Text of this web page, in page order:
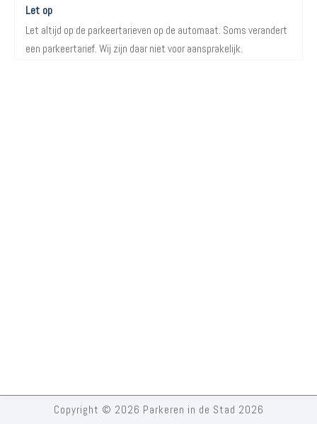
Let op
Let altijd op de parkeertarieven op de automaat. Soms verandert
een parkeertarief. Wij zijn daar niet voor aansprakelijk.
Copyright © 2026 Parkeren in de Stad 2026